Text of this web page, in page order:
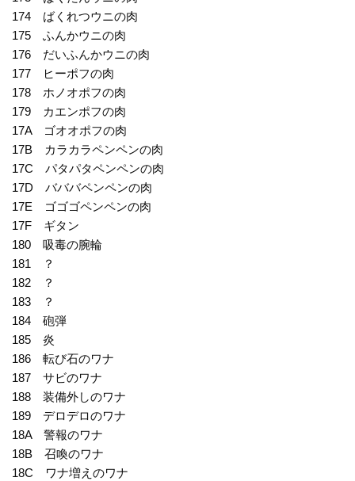
174 ばくれつウニの肉
175 ふんかウニの肉
176 だいふんかウニの肉
177 ヒーポフの肉
178 ホノオポフの肉
179 カエンポフの肉
17A ゴオオポフの肉
17B カラカラペンペンの肉
17C パタパタペンペンの肉
17D バババペンペンの肉
17E ゴゴゴペンペンの肉
17F ギタン
180 吸毒の腕輪
181 ？
182 ？
183 ？
184 砲弾
185 炎
186 転び石のワナ
187 サビのワナ
188 装備外しのワナ
189 デロデロのワナ
18A 警報のワナ
18B 召喚のワナ
18C ワナ増えのワナ